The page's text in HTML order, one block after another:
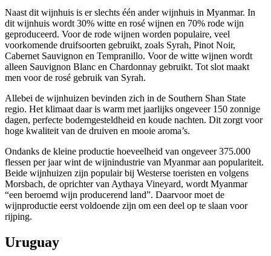
Naast dit wijnhuis is er slechts één ander wijnhuis in Myanmar. In
dit wijnhuis wordt 30% witte en rosé wijnen en 70% rode wijn
geproduceerd. Voor de rode wijnen worden populaire, veel
voorkomende druifsoorten gebruikt, zoals Syrah, Pinot Noir,
Cabernet Sauvignon en Tempranillo. Voor de witte wijnen wordt
alleen Sauvignon Blanc en Chardonnay gebruikt. Tot slot maakt
men voor de rosé gebruik van Syrah.
Allebei de wijnhuizen bevinden zich in de Southern Shan State
regio. Het klimaat daar is warm met jaarlijks ongeveer 150 zonnige
dagen, perfecte bodemgesteldheid en koude nachten. Dit zorgt voor
hoge kwaliteit van de druiven en mooie aroma’s.
Ondanks de kleine productie hoeveelheid van ongeveer 375.000
flessen per jaar wint de wijnindustrie van Myanmar aan populariteit.
Beide wijnhuizen zijn populair bij Westerse toeristen en volgens
Morsbach, de oprichter van Aythaya Vineyard, wordt Myanmar
“een beroemd wijn producerend land”. Daarvoor moet de
wijnproductie eerst voldoende zijn om een deel op te slaan voor
rijping.
Uruguay